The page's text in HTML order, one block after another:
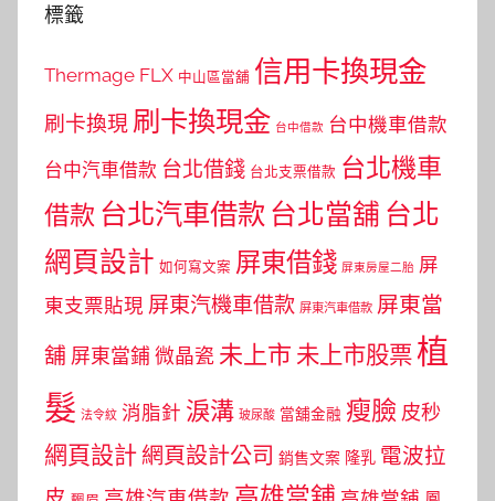
標籤
Thermage FLX 中山區當舖 信用卡換現金
刷卡換現 刷卡換現金 台中借款 台中機車借款
台中汽車借款 台北借錢 台北支票借款 台北機車
借款 台北汽車借款 台北當舖 台北
網頁設計 如何寫文案 屏東借錢 屏東房屋二胎 屏
東支票貼現 屏東汽機車借款 屏東汽車借款 屏東當
舖 屏東當鋪 微晶瓷 未上市 未上市股票植
髮 法令紋 消脂針 淚溝 玻尿酸 當舖金融 瘦臉 皮秒
網頁設計 網頁設計公司 銷售文案 隆乳 電波拉